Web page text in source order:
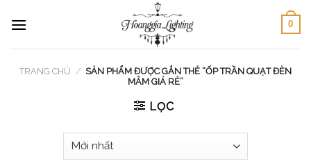
0
TRANG CHỦ / SẢN PHẨM ĐƯỢC GẮN THẺ “ỐP TRẦN QUẠT ĐÈN
MÂM GIÁ RẺ”
LỌC